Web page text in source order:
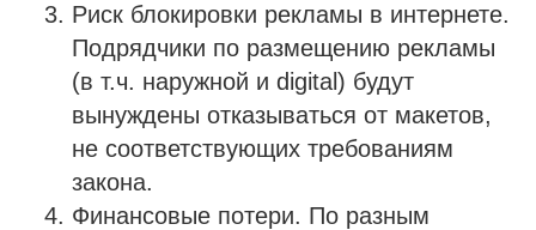
Риск блокировки рекламы в интернете.
Подрядчики по размещению рекламы
(в т.ч. наружной и digital) будут
вынуждены отказываться от макетов,
не соответствующих требованиям
закона.
Финансовые потери. По разным